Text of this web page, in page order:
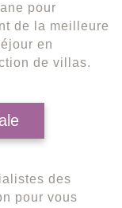
pour
de la meilleure
en
de villas.
des
pour vous